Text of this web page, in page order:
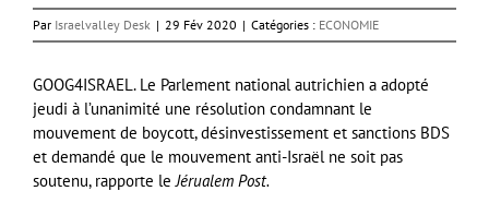
Par Israelvalley Desk | 29 Fév 2020 | Catégories : ECONOMIE
GOOG4ISRAEL. Le Parlement national autrichien a adopté
jeudi à l’unanimité une résolution condamnant le
mouvement de boycott, désinvestissement et sanctions BDS
et demandé que le mouvement anti-Israël ne soit pas
soutenu, rapporte le Jérualem Post.